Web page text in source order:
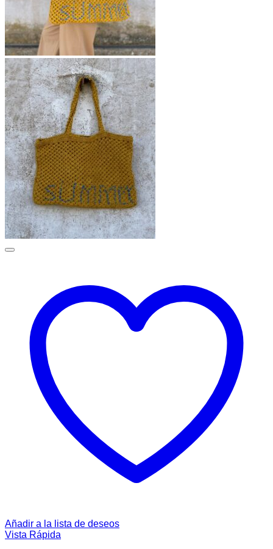
Añadir a la lista de deseos
Vista Rápida